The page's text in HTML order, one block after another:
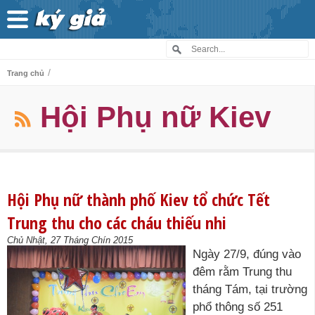
Trang chủ /
Hội Phụ nữ Kiev
Hội Phụ nữ thành phố Kiev tổ chức Tết
Trung thu cho các cháu thiếu nhi
Chủ Nhật, 27 Tháng Chín 2015
Ngày 27/9, đúng vào
đêm rằm Trung thu
tháng Tám, tại trường
phổ thông số 251